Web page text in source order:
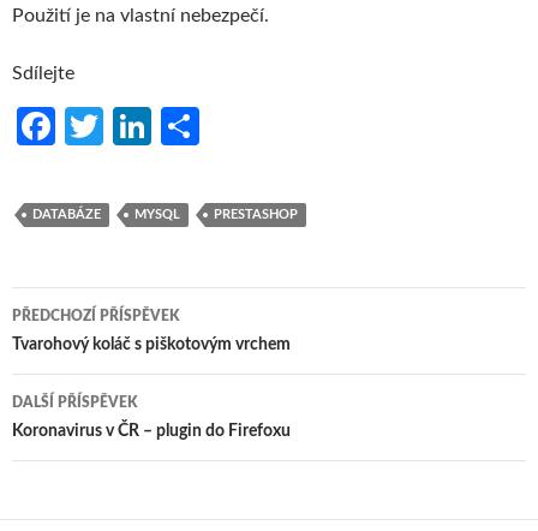
Použití je na vlastní nebezpečí.
Sdílejte
Fa
b
o
k
T
itt
Li
ke
n
ar
DATABÁZE MYSQL PRESTASHOP
Navigace
pro
příspěvky
PŘEDCHOZÍ PŘÍSPĚVEK
Tvarohový koláč s piškotovým vrchem
DALŠÍ PŘÍSPĚVEK
Koronavirus v ČR – plugin do Firefoxu